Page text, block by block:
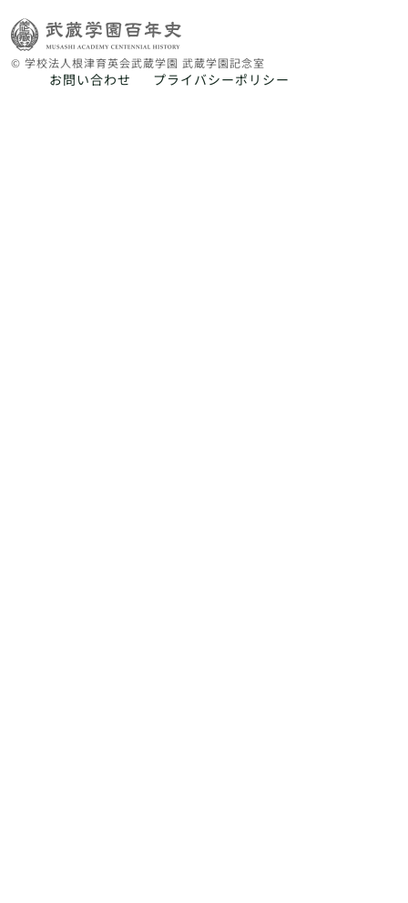
© 学校法人根津育英会武蔵学園 武蔵学園記念室
お問い合わせ プライバシーポリシー